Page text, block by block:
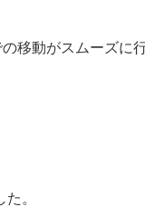
移動がスムーズに
。